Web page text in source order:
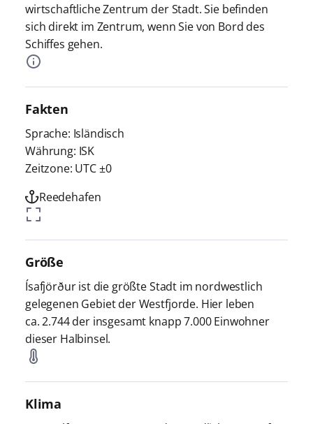
wirtschaftliche Zentrum der Stadt. Sie befinden
sich direkt im Zentrum, wenn Sie von Bord des
Schiffes gehen.
Fakten
Sprache: Isländisch
Währung: ISK
Zeitzone: UTC ±0
Reedehafen
Größe
Ísafjörður ist die größte Stadt im nordwestlich
gelegenen Gebiet der Westfjorde. Hier leben
ca. 2.744 der insgesamt knapp 7.000 Einwohner
dieser Halbinsel.
Klima